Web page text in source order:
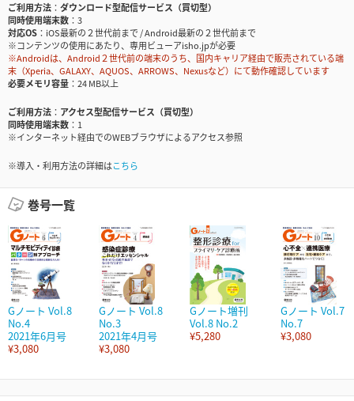
ご利用方法
ダウンロード型配信サービス（買切型）
同時使用端末数
3
対応OS
iOS最新の２世代前まで / Android最新の２世代前まで
※コンテンツの使用にあたり、専用ビューアisho.jpが必要
※Androidは、Android２世代前の端末のうち、国内キャリア経由で販売されている端
末（Xperia、GALAXY、AQUOS、ARROWS、Nexusなど）にて動作確認しています
必要メモリ容量
24 MB以上
ご利用方法
アクセス型配信サービス（買切型）
同時使用端末数
1
※インターネット経由でのWEBブラウザによるアクセス参照
※導入・利用方法の詳細はこちら
巻号一覧
Gノート Vol.8
No.4
2021年6月号
¥3,080
Gノート Vol.8
No.3
2021年4月号
¥3,080
Gノート増刊
Vol.8 No.2
¥5,280
Gノート Vol.7
No.7
¥3,080